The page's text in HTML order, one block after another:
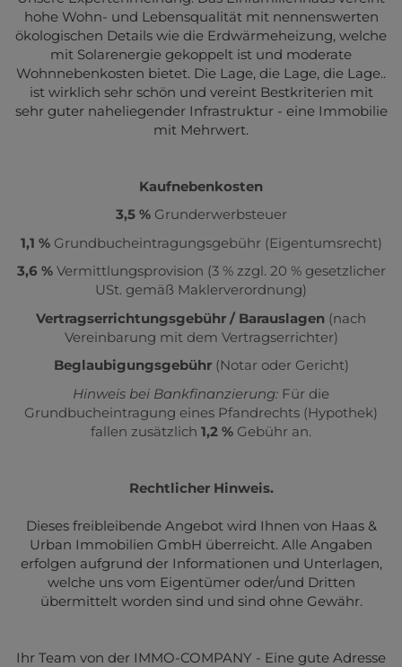
hohe Wohn- und Lebensqualität mit nennenswerten
ökologischen Details wie die Erdwärmeheizung, welche
mit Solarenergie gekoppelt ist und moderate
Wohnnebenkosten bietet. Die Lage, die Lage, die Lage..
ist wirklich sehr schön und vereint Bestkriterien mit
sehr guter naheliegender Infrastruktur - eine Immobilie
mit Mehrwert.
Kaufnebenkosten
3,5 %Grunderwerbsteuer
1,1 %Grundbucheintragungsgebühr (Eigentumsrecht)
3,6 %Vermittlungsprovision (3 % zzgl. 20 % gesetzlicher
USt. gemäß Maklerverordnung)
Vertragserrichtungsgebühr / Barauslagen (nach
Vereinbarung mit dem Vertragserrichter)
Beglaubigungsgebühr(Notar oder Gericht)
Hinweis bei Bankfinanzierung: Für die
Grundbucheintragung eines Pfandrechts (Hypothek)
fallen zusätzlich 1,2 % Gebühr an.
Rechtlicher Hinweis.
Dieses freibleibende Angebot wird Ihnen von Haas &
Urban Immobilien GmbH überreicht. Alle Angaben
erfolgen aufgrund der Informationen und Unterlagen,
welche uns vom Eigentümer oder/und Dritten
übermittelt worden sind und sind ohne Gewähr.
Ihr Team von der IMMO-COMPANY - Eine gute Adresse